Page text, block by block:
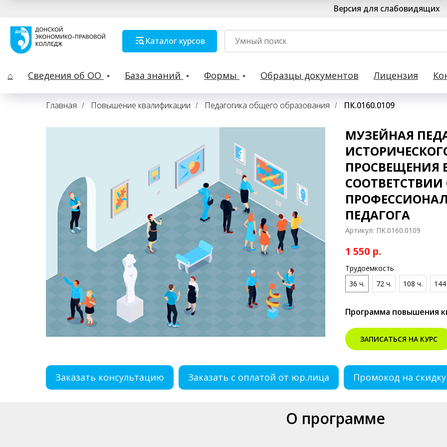
Версия для слабовидящих
Каталог курсов
⌂ Сведения об ОО База знаний Формы Образцы документов Лицензия
Главная / Повышение квалификации / Педагогика общего образования / ПК.0160.0109
МУЗЕЙНАЯ
ПРОСВЕЩЕНИЯ
СООТВЕТСТВИИ
ПЕДАГОГА
Артикул: ПК.0160.0109
1 550 р.
Трудоемкость
36 ч.
72 ч. 108 ч.
Программа повышения
ЗАПИСАТЬСЯ НА КУРС
Заказать консультацию Заказать с оплатой от юр.лица Промокод на скидку
О программе